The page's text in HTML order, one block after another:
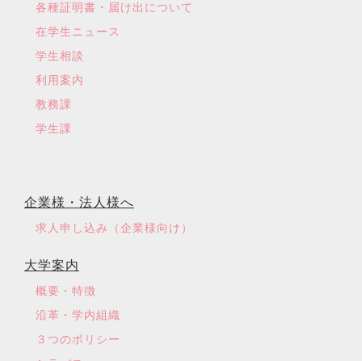
各種証明書・届け出について
在学生ニュース
学生相談
利用案内
教務課
学生課
企業様・法人様へ
求人申し込み（企業様向け）
大学案内
概要・特徴
沿革・学内組織
３つのポリシー